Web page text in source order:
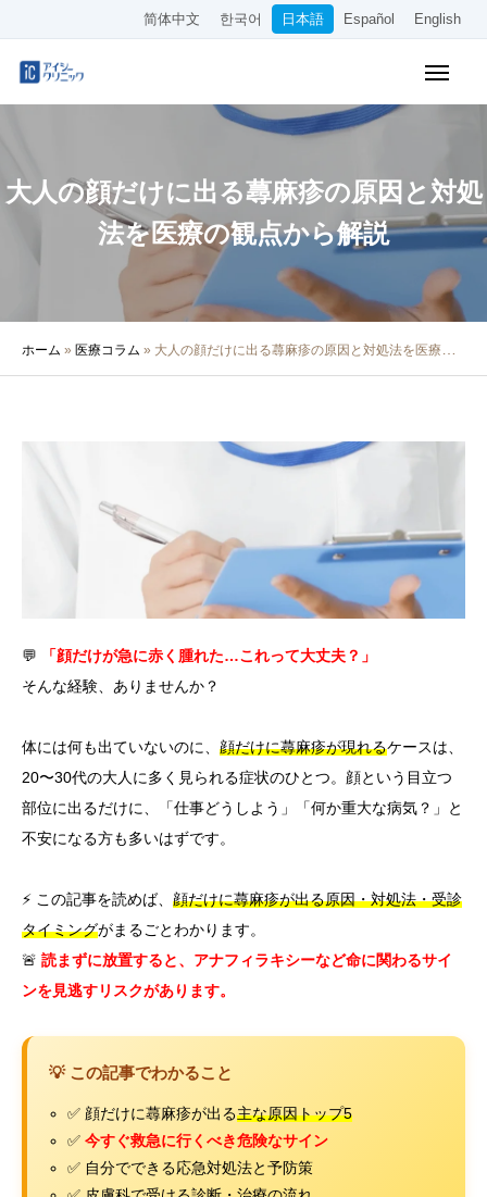
简体中文 한국어 日本語 Español English
大人の顔だけに出る蕁麻疹の原因と対処
法を医療の観点から解説
ホーム » 医療コラム » 大人の顔だけに出る蕁麻疹の原因と対処法を医療の観点から解説
💬
「顔だけが急に赤く腫れた…これって大丈夫？」
そんな経験、ありませんか？
体には何も出ていないのに、 顔だけに蕁麻疹が現れるケースは、
20〜30代の大人に多く見られる症状のひとつ。顔という目立つ
部位に出るだけに、「仕事どうしよう」「何か重大な病気？」と
不安になる方も多いはずです。
⚡ この記事を読めば、 顔だけに蕁麻疹が出る原因・対処法・受診
タイミングがまるごとわかります。
🚨 読まずに放置すると、アナフィラキシーなど命に関わるサイ
ンを見逃すリスクがあります。
💡 この記事でわかること
✅ 顔だけに蕁麻疹が出る主な原因トップ5
✅ 今すぐ救急に行くべき危険なサイン
✅ 自分でできる応急対処法と予防策
クリニック紹介
简体中文 한국어 日本語 English